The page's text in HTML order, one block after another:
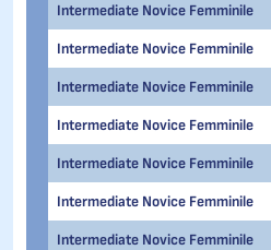
Intermediate Novice Femminile
Intermediate Novice Femminile
Intermediate Novice Femminile
Intermediate Novice Femminile
Intermediate Novice Femminile
Intermediate Novice Femminile
Intermediate Novice Femminile